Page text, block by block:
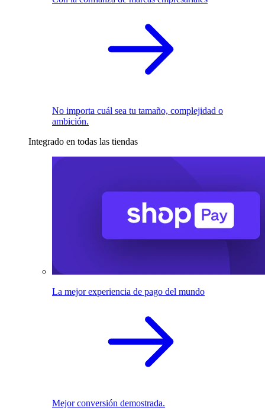
No importa cuál sea tu tamaño, complejidad o
ambición.
Integrado en todas las tiendas
La mejor experiencia de pago del mundo
Mejor conversión demostrada.